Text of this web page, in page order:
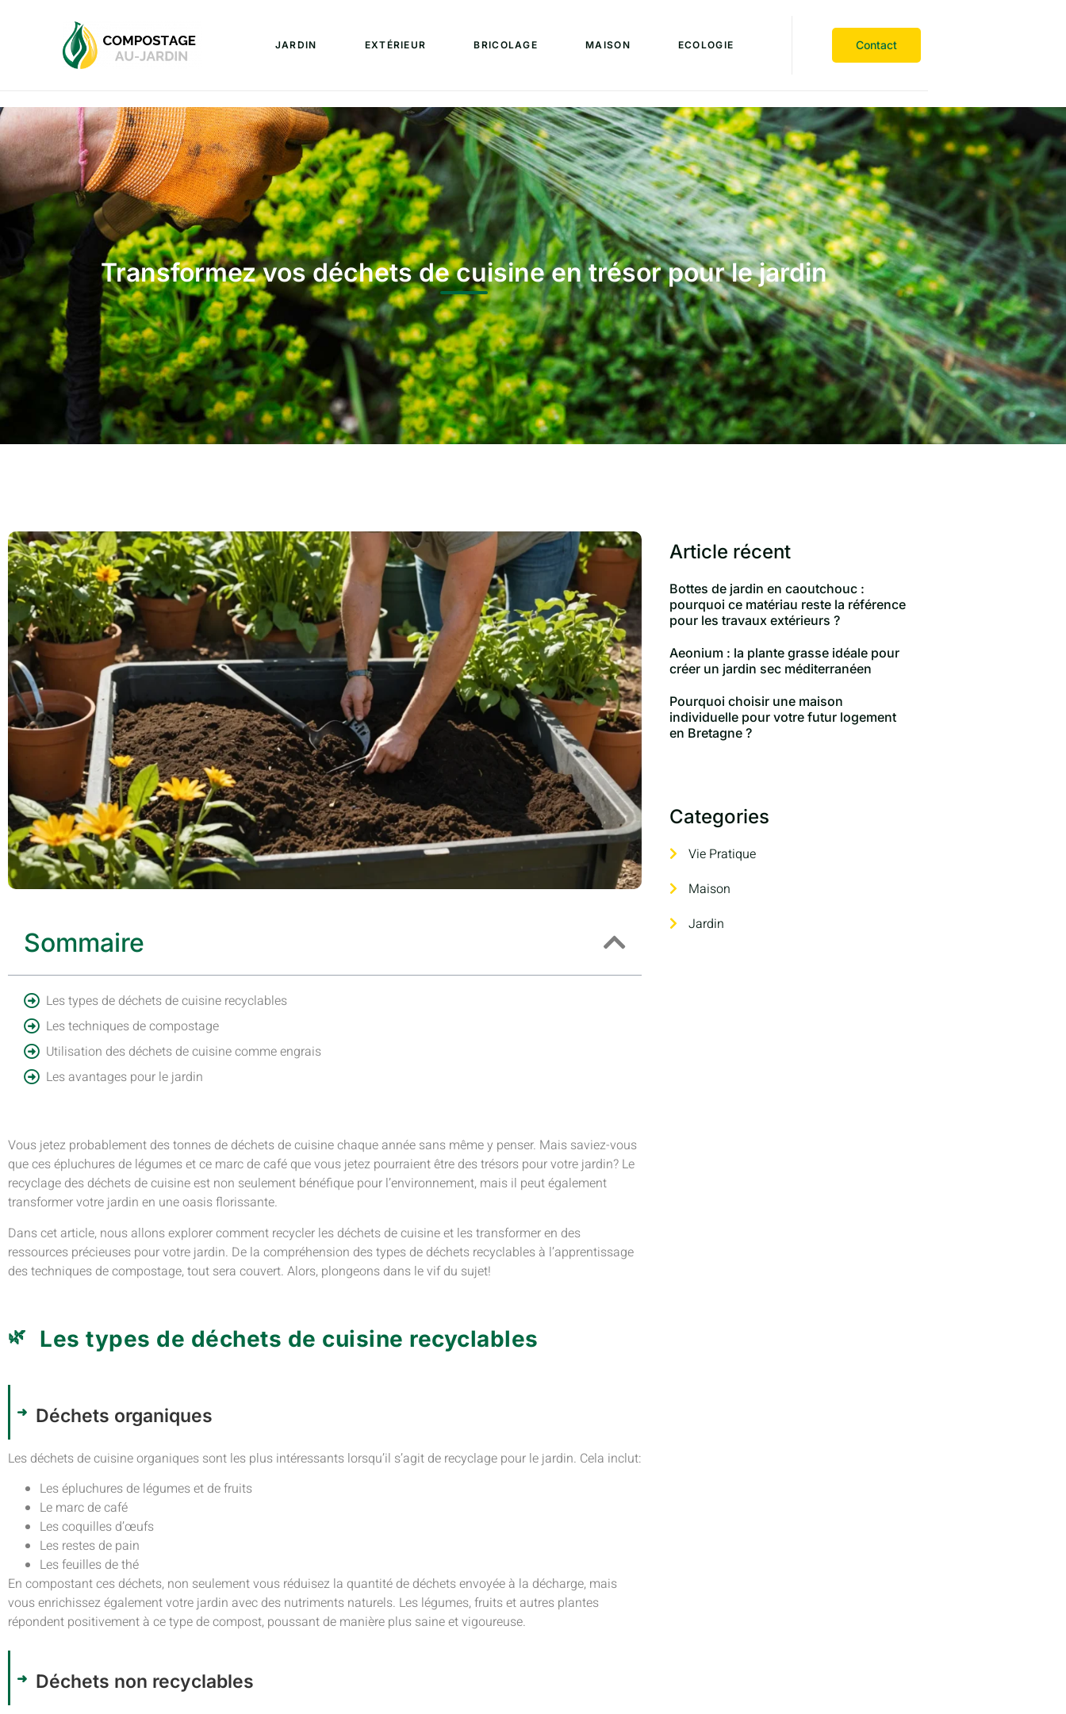
JARDIN EXTÉRIEUR BRICOLAGE MAISON ECOLOGIE Contact
Transformez vos déchets de cuisine en trésor pour le jardin
Sommaire
Les types de déchets de cuisine recyclables
Les techniques de compostage
Utilisation des déchets de cuisine comme engrais
Les avantages pour le jardin
Vous jetez probablement des tonnes de déchets de cuisine chaque année sans même y penser. Mais saviez-vous
que ces épluchures de légumes et ce marc de café que vous jetez pourraient être des trésors pour votre jardin? Le
recyclage des déchets de cuisine est non seulement bénéfique pour l’environnement, mais il peut également
transformer votre jardin en une oasis florissante.
Dans cet article, nous allons explorer comment recycler les déchets de cuisine et les transformer en des
ressources précieuses pour votre jardin. De la compréhension des types de déchets recyclables à l’apprentissage
des techniques de compostage, tout sera couvert. Alors, plongeons dans le vif du sujet!
Les types de déchets de cuisine recyclables
Déchets organiques
Les déchets de cuisine organiques sont les plus intéressants lorsqu’il s’agit de recyclage pour le jardin. Cela inclut:
Les épluchures de légumes et de fruits
Le marc de café
Les coquilles d’œufs
Les restes de pain
Les feuilles de thé
En compostant ces déchets, non seulement vous réduisez la quantité de déchets envoyée à la décharge, mais
vous enrichissez également votre jardin avec des nutriments naturels. Les légumes, fruits et autres plantes
répondent positivement à ce type de compost, poussant de manière plus saine et vigoureuse.
Déchets non recyclables
Article récent
Bottes de jardin en caoutchouc :
pourquoi ce matériau reste la référence
pour les travaux extérieurs ?
Aeonium : la plante grasse idéale pour
créer un jardin sec méditerranéen
Pourquoi choisir une maison
individuelle pour votre futur logement
en Bretagne ?
Categories
Vie Pratique
Maison
Jardin